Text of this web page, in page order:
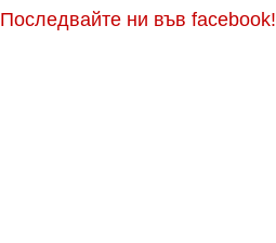
Последвайте ни във facebook!